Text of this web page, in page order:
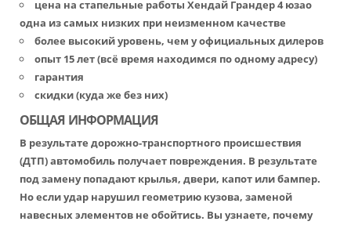
цена на стапельные работы Хендай Грандер 4 юзао
одна из самых низких при неизменном качестве
более высокий уровень, чем у официальных дилеров
опыт 15 лет (всё время находимся по одному адресу)
гарантия
скидки (куда же без них)
ОБЩАЯ ИНФОРМАЦИЯ
В результате дорожно-транспортного происшествия
(ДТП) автомобиль получает повреждения. В результате
под замену попадают крылья, двери, капот или бампер.
Но если удар нарушил геометрию кузова, заменой
навесных элементов не обойтись. Вы узнаете, почему